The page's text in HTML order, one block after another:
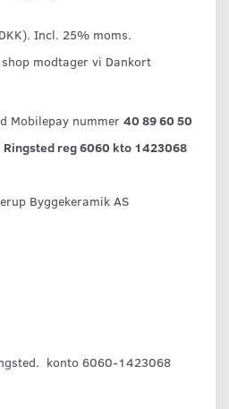
Incl. 25% moms.
shop modtager vi Dankort
Mobilepay nummer 40 89 60 50
reg 6060 kto 1423068
Byggekeramik AS
konto 6060-1423068